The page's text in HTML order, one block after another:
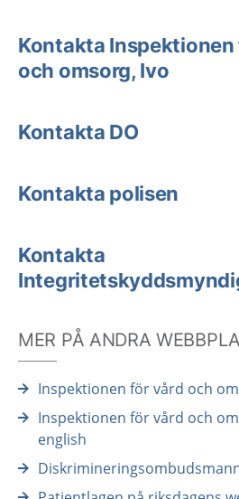
Kontakta Inspektionen
och omsorg, Ivo
Kontakta DO
Kontakta polisen
Kontakta
MER PÅ ANDRA
Inspektionen för vård och
Inspektionen för vård och
english